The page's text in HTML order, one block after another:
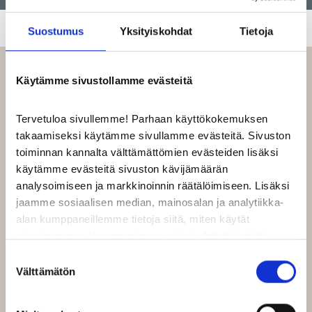
Suostumus Yksityiskohdat Tietoja
Käytämme sivustollamme evästeitä
Tervetuloa sivullemme! Parhaan käyttökokemuksen
takaamiseksi käytämme sivullamme evästeitä. Sivuston
toiminnan kannalta välttämättömien evästeiden lisäksi
käytämme evästeitä sivuston kävijämäärän
analysoimiseen ja markkinoinnin räätälöimiseen. Lisäksi
jaamme sosiaalisen median, mainosalan ja analytiikka-
alan kumppaneillemme tietoja siitä, miten käytät
kerätty, kun olet käyttänyt heidän palvelujaan.
valinta
Välttämätön